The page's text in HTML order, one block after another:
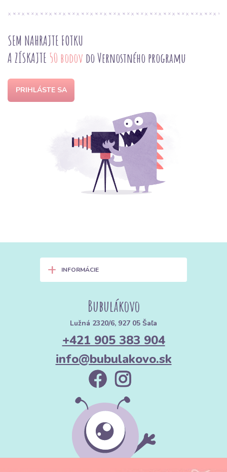
SEM NAHRAJTE FOTKU
A ZÍSKAJTE 50 bodov do Vernostného programu
PRIHLÁSTE SA
+ INFORMÁCIE
Bubulákovo
Lužná 2320/6, 927 05 Šaľa
+421 905 383 904
info@bubulakovo.sk